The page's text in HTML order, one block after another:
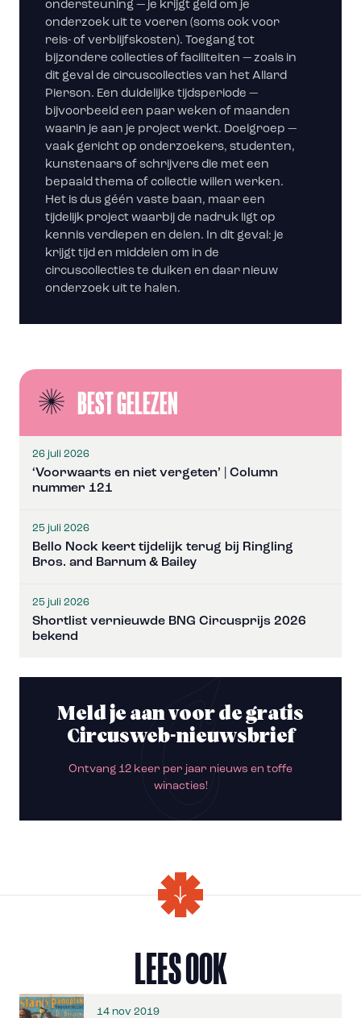
ondersteuning — je krijgt geld om je
onderzoek uit te voeren (soms ook voor
reis- of verblijfskosten). Toegang tot
bijzondere collecties of faciliteiten — zoals in
dit geval de circuscollecties van het Allard
Pierson. Een duidelijke tijdsperiode —
bijvoorbeeld een paar weken of maanden
waarin je aan je project werkt. Doelgroep —
vaak gericht op onderzoekers, studenten,
kunstenaars of schrijvers die met een
bepaald thema of collectie willen werken.
Het is dus géén vaste baan, maar een
tijdelijk project waarbij de nadruk ligt op
kennis verdiepen en delen. In dit geval: je
krijgt tijd en middelen om in de
circuscollecties te duiken en daar nieuw
onderzoek uit te halen.
BEST GELEZEN
26 juli 2026
‘Voorwaarts en niet vergeten’ | Column
nummer 121
25 juli 2026
Bello Nock keert tijdelijk terug bij Ringling
Bros. and Barnum & Bailey
25 juli 2026
Shortlist vernieuwde BNG Circusprijs 2026
bekend
Meld je aan voor de gratis
Circusweb-nieuwsbrief
Ontvang 12 keer per jaar nieuws en toffe
winacties!
LEES OOK
14 nov 2019